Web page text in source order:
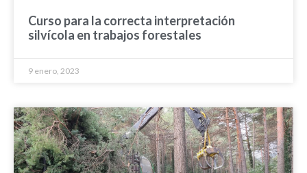
Curso para la correcta interpretación
silvícola en trabajos forestales
9 enero, 2023